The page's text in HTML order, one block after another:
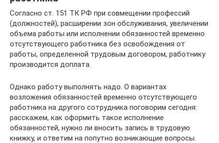
Согласно ст. 151 ТК РФ при совмещении профессий
(должностей), расширении зон обслуживания, увеличении
объема работы или исполнении обязанностей временно
отсутствующего работника без освобождения от
работы, определенной трудовым договором, работнику
производится доплата.
Однако работу выполнять надо. О вариантах
возложения обязанностей временно отсутствующего
работника на другого сотрудника поговорим сегодня:
расскажем, как оформить такое исполнение
обязанностей, нужно ли вносить запись в трудовую
книжку, и ответим на попутно возникающие вопросы.